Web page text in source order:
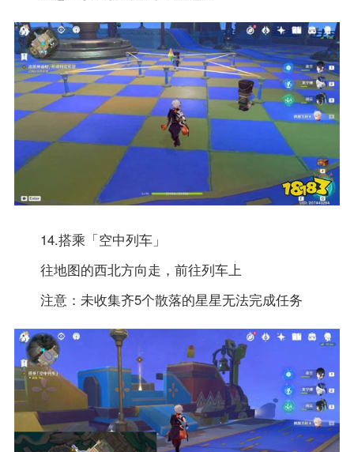
14.搭乘「空中列车」
往地图的西北方向走，前往列车上
注意：未收集齐5个散落的星星无法完成任务